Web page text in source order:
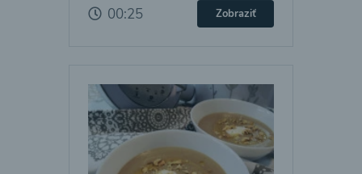
00:25 Zobraziť